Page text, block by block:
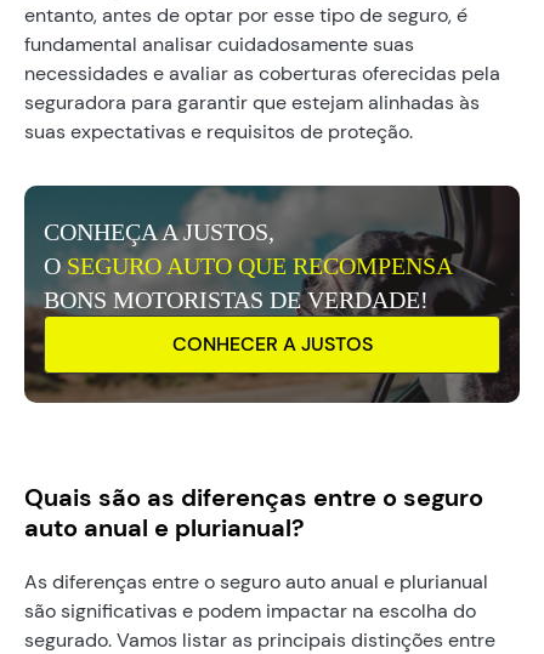
entanto, antes de optar por esse tipo de seguro, é
fundamental analisar cuidadosamente suas
necessidades e avaliar as coberturas oferecidas pela
seguradora para garantir que estejam alinhadas às
suas expectativas e requisitos de proteção.
CONHEÇA A JUSTOS,
OSEGURO AUTO QUE RECOMPENSA
BONS MOTORISTAS DE VERDADE!
CONHECER A JUSTOS
Quais são as diferenças entre o seguro
auto anual e plurianual?
As diferenças entre o seguro auto anual e plurianual
são significativas e podem impactar na escolha do
segurado. Vamos listar as principais distinções entre